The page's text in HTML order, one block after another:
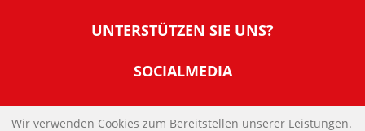
Warum NachDenkSeiten
Tipps zur Nutzung der NachDenkSeiten
Banner und E-Mail-Signaturen
UNTERSTÜTZEN SIE UNS?
Werden Sie Fördermitglied
SOCIALMEDIA
IMPRESSUM
Wir verwenden Cookies zum Bereitstellen unserer Leistungen.